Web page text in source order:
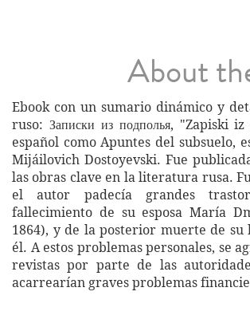
About
Ebook con un sumario dinámico y
ruso: Записки из подполья, "Zapiski
español como Apuntes del subsuelo,
Mijáilovich Dostoyevski. Fue
las obras clave en la literatura rusa.
el autor padecía grandes
fallecimiento de su esposa María
1864), y de la posterior muerte de
él. A estos problemas personales, se
revistas por parte de las
acarrearían graves problemas